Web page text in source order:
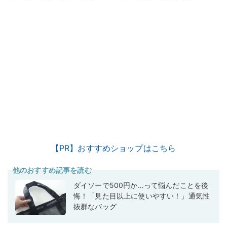
【PR】おすすめショップはこちら
他のおすすめ記事を読む
ダイソーで500円か…って悩んだことを後
悔！「見た目以上に使いやすい！」通気性
抜群なバッグ